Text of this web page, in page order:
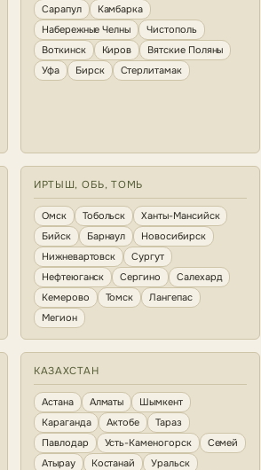
Сарапул
Камбарка
Набережные Челны
Чистополь
Воткинск
Киров
Вятские Поляны
Уфа
Бирск Стерлитамак
ИРТЫШ, ОБЬ, ТОМЬ
Омск Тобольск
Ханты-Мансийск
Бийск
Барнаул
Новосибирск
Нижневартовск
Сургут
Нефтеюганск
Сергино
Салехард
Кемерово
Томск
Лангепас
Мегион
КАЗАХСТАН
Астана Алматы
Шымкент
Караганда
Актобе
Тараз
Павлодар
Усть-Каменогорск
Семей
Атырау
Костанай
Уральск